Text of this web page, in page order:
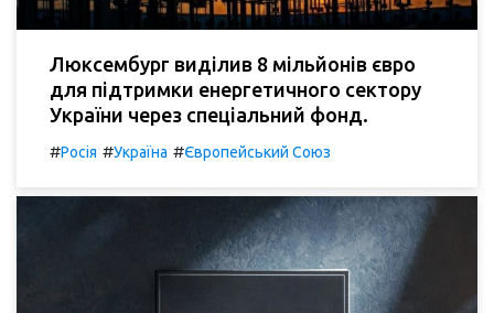
Люксембург виділив 8 мільйонів євро
для підтримки енергетичного сектору
України через спеціальний фонд.
#Росія #Україна #Європейський Союз